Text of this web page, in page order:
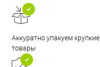
Аккуратно упакуем хрупкие
товары